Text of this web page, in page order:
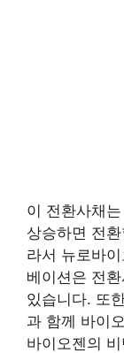
이 전환사채
상승하면 전
라서 뉴로바
베이션은 전
있습니다. 또
과 함께 바이
바이오젠의